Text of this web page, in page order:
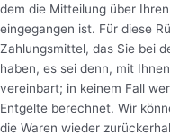
dem die Mitteilung über
eingegangen ist. Für diese
Zahlungsmittel, das Sie bei
haben, es sei denn, mit
vereinbart; in keinem Fall
Entgelte berechnet. Wir
die Waren wieder